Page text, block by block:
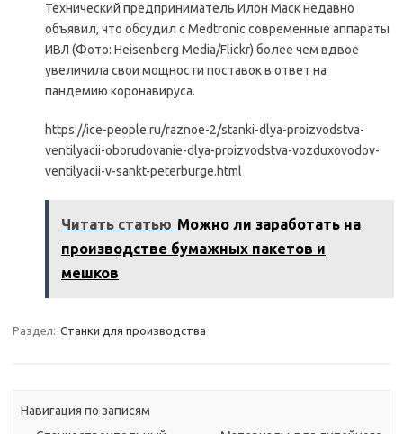
Технический предприниматель Илон Маск недавно
объявил, что обсудил с Medtronic современные аппараты
ИВЛ (Фото: Heisenberg Media/Flickr) более чем вдвое
увеличила свои мощности поставок в ответ на
пандемию коронавируса.
https://ice-people.ru/raznoe-2/stanki-dlya-proizvodstva-
ventilyacii-oborudovanie-dlya-proizvodstva-vozduxovodov-
ventilyacii-v-sankt-peterburge.html
Читать статью Можно ли заработать на
производстве бумажных пакетов и
мешков
Раздел: Станки для производства
Навигация по записям